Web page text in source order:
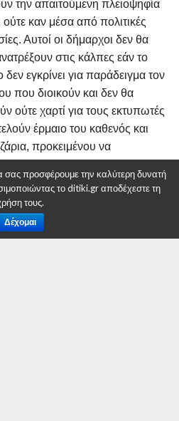
την απαιτούμενη πλειοψηφία
καν μέσα από πολιτικές
Αυτοί οι δήμαρχοι δεν θα
στις κάλπες εάν το
εγκρίνει για παράδειγμα τον
που διοικούν και δεν θα
ούτε χαρτί για τους εκτυπωτές
έρμαιο του καθενός και
προκειμένου να
σε εθνικό επίπεδο εάν η Νέα
εντολή και δεν μπορέσει ο
Κυβέρνηση. Ευχή
σας προσφέρουμε την καλύτερη δυνατή
το ditiki.gr αποδέχεστε τη
τους.
Δέχομαι